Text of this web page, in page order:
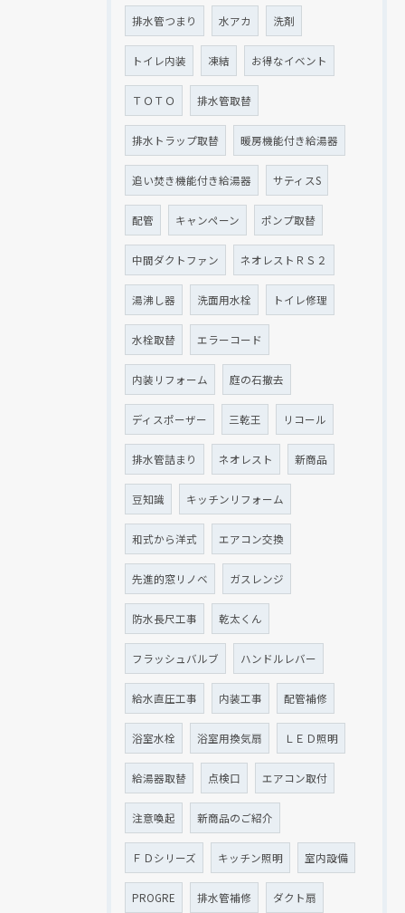
排水管つまり 水アカ 洗剤
トイレ内装 凍結 お得なイベント
ＴＯＴＯ 排水管取替
排水トラップ取替 暖房機能付き給湯器
追い焚き機能付き給湯器 サティスS
配管 キャンペーン ポンプ取替
中間ダクトファン ネオレストＲＳ２
湯沸し器 洗面用水栓 トイレ修理
水栓取替 エラーコード
内装リフォーム 庭の石撤去
ディスポーザー 三乾王 リコール
排水管詰まり ネオレスト 新商品
豆知識 キッチンリフォーム
和式から洋式 エアコン交換
先進的窓リノベ ガスレンジ
防水長尺工事 乾太くん
フラッシュバルブ ハンドルレバー
給水直圧工事 内装工事 配管補修
浴室水栓 浴室用換気扇 ＬＥＤ照明
給湯器取替 点検口 エアコン取付
注意喚起 新商品のご紹介
ＦＤシリーズ キッチン照明 室内設備
PROGRE 排水管補修 ダクト扇